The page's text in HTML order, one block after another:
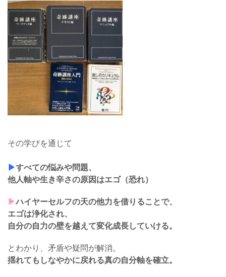
その学びを通じて
▶︎すべての悩みや問題、
他人軸や生き辛さの原因はエゴ（恐れ）
▶︎ハイヤーセルフの天の他力を借りることで、
エゴは浄化され、
自分の自力の壁を越えて変化成長していける。
とわかり、矛盾や疑問が解消。
揺れてもしなやかに戻れる真の自分軸を確立。